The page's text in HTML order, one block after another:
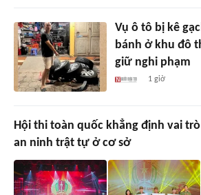
Vụ ô tô bị kê
bánh ở khu đô
giữ nghi phạm
1 giờ
Hội thi toàn quốc khẳng định vai
an ninh trật tự ở cơ sở